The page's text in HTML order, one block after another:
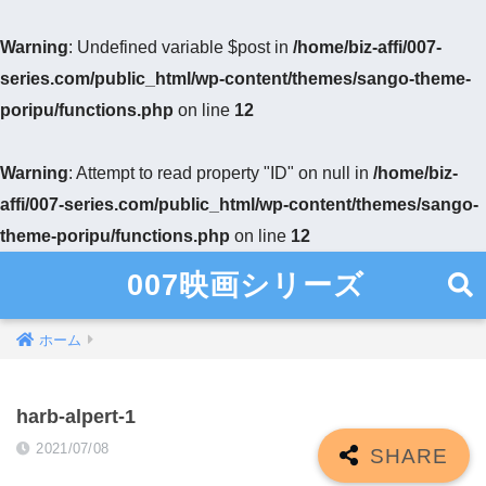
Warning: Undefined variable $post in /home/biz-affi/007-
series.com/public_html/wp-content/themes/sango-theme-
poripu/functions.php on line 12
Warning: Attempt to read property "ID" on null in /home/biz-
affi/007-series.com/public_html/wp-content/themes/sango-
theme-poripu/functions.php on line 12
007映画シリーズ
ホーム
harb-alpert-1
2021/07/08